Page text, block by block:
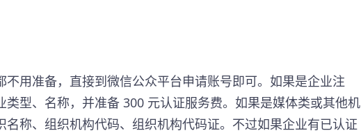
用准备，直接到微信公众平台申请账号即可。如果是企业注
型、名称，并准备 300 元认证服务费。如果是媒体类或其他机
称、组织机构代码、组织机构代码证。不过如果企业有已认证